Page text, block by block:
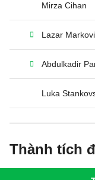
Mirza Cihan
Lazar
Abdulkadir
Luka
Thành tích